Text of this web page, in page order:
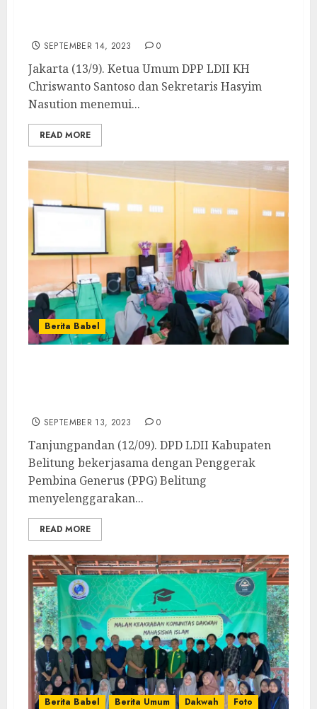
SEPTEMBER 14, 2023 0
Jakarta (13/9). Ketua Umum DPP LDII KH
Chriswanto Santoso dan Sekretaris Hasyim
Nasution menemui...
READ MORE
Berita Babel
SEPTEMBER 13, 2023 0
Tanjungpandan (12/09). DPD LDII Kabupaten
Belitung bekerjasama dengan Penggerak
Pembina Generus (PPG) Belitung
menyelenggarakan...
READ MORE
Berita Babel Berita Umum Dakwah
Foto